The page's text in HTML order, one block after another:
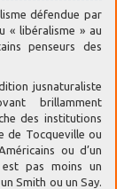
défendue par
« libéralisme » au
penseurs des
jusnaturaliste
brillamment
des institutions
de Tocqueville ou
ou d’un
est pas moins un
Smith ou un Say.